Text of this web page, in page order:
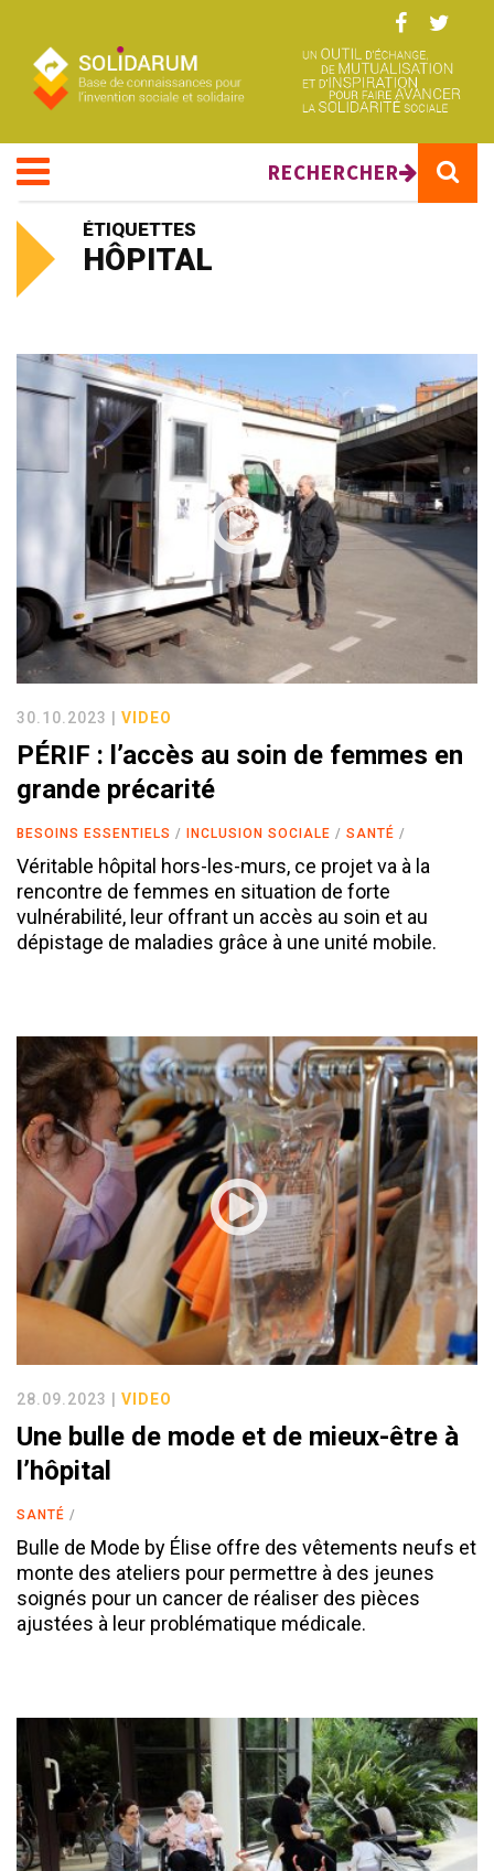
RECHERCHER
ÉTIQUETTES
HÔPITAL
30.10.2023 | VIDEO
PÉRIF : l’accès au soin de femmes en
grande précarité
BESOINS ESSENTIELS INCLUSION SOCIALE SANTÉ
Véritable hôpital hors-les-murs, ce projet va à la
rencontre de femmes en situation de forte
vulnérabilité, leur offrant un accès au soin et au
dépistage de maladies grâce à une unité mobile.
28.09.2023 | VIDEO
Une bulle de mode et de mieux-être à
l’hôpital
SANTÉ
Bulle de Mode by Élise offre des vêtements neufs et
monte des ateliers pour permettre à des jeunes
soignés pour un cancer de réaliser des pièces
ajustées à leur problématique médicale.